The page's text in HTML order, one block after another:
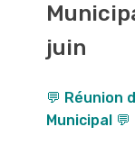
Conseil
Municipal
juin
💬 Réunion
Municipal 💬